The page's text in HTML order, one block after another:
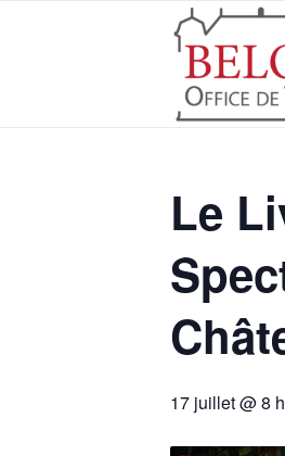
Le
17 juillet @ 8